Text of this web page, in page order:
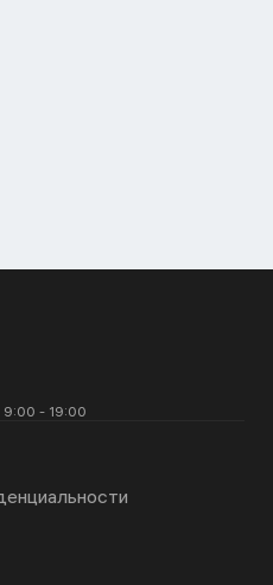
9:00 - 19:00